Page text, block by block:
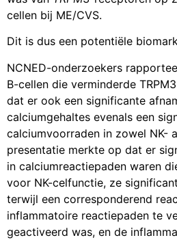
cellen bij ME/CVS.
Dit is dus een potentiële
NCNED-onderzoekers
B-cellen die verminderde
dat er ook een significante
calciumgehaltes evenals een
calciumvoorraden in zowel NK-
presentatie merkte op dat er
in calciumreactiepaden waren
voor NK-celfunctie, ze
terwijl een corresponderend
inflammatoire reactiepaden te
geactiveerd was, en de